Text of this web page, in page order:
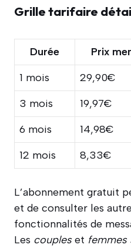
Grille tarifaire
Durée Prix
1 mois
29,90€
3 mois
19,97€
6 mois
14,98€
12 mois
8,33€
L’abonnement gratuit
et de consulter les
fonctionnalités de
Les coupleset femmes